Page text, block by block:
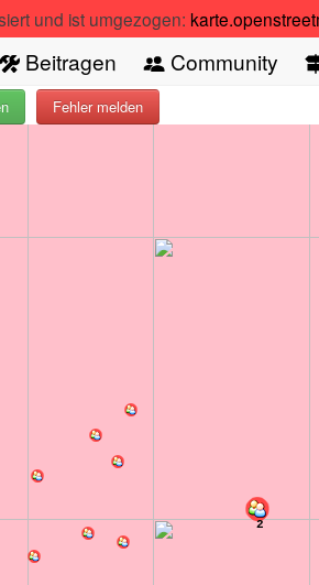
und ist umgezogen:
Beitragen Community
Fehler melden
2